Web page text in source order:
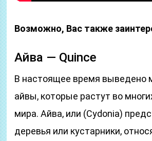
Возможно, Вас также
Айва — Quince
В настоящее время выведено
айвы, которые растут во
мира. Айва, или (Cydonia)
деревья или кустарники,